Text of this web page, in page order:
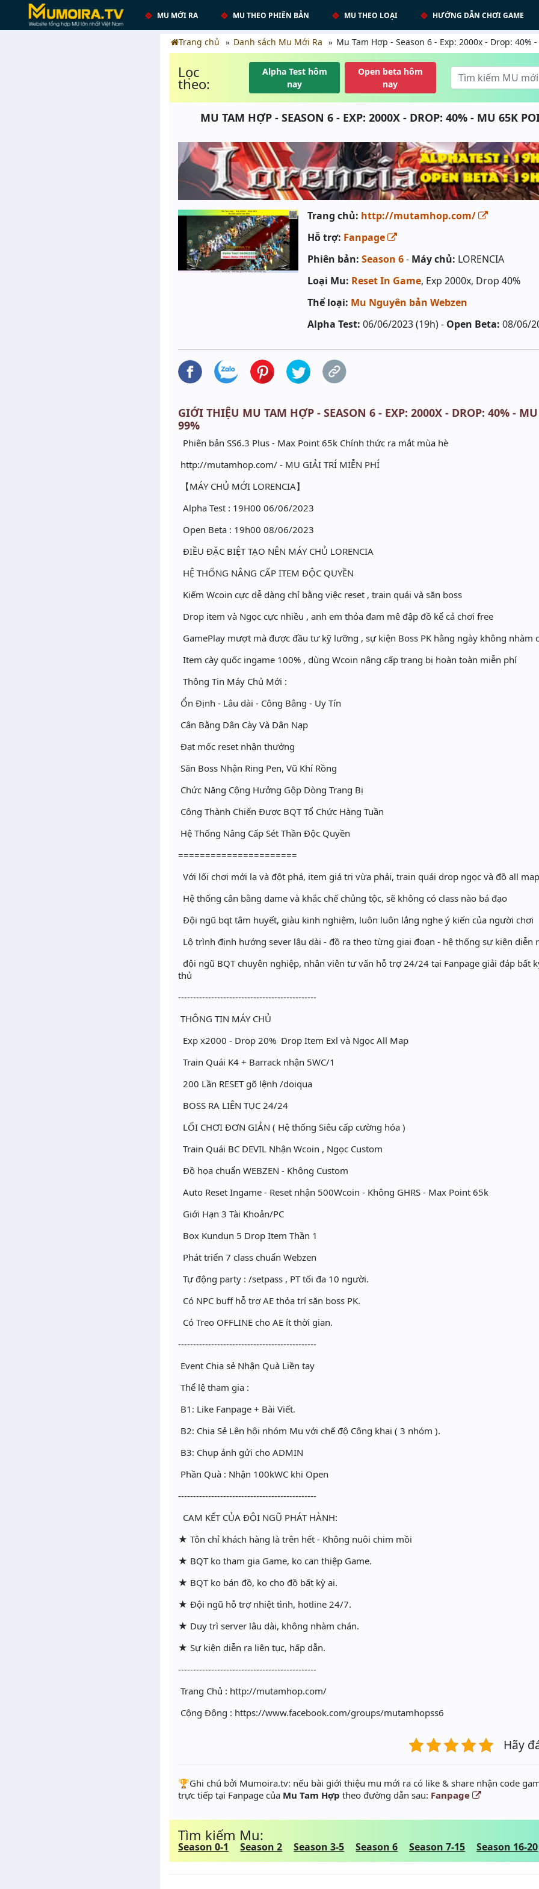
MU MỚI RA MU THEO PHIÊN BẢN MU THEO LOẠI HƯỚNG DẪN CHƠI GAME
Trang chủ Danh sách Mu Mới Ra Mu Tam Hợp - Season 6 - Exp: 2000x - Drop: 40%
Lọc
theo:
Alpha Test hôm
nay
Open beta hôm
nay
MU TAM HỢP - SEASON 6 - EXP: 2000X - DROP: 40% - MU 65K
Trang chủ: http://mutamhop.com/
Hỗ trợ: Fanpage
Phiên bản: Season 6- Máy chủ: LORENCIA
Loại Mu: Reset In Game, Exp 2000x, Drop 40%
Thể loại: Mu Nguyên bản Webzen
Alpha Test: 06/06/2023 (19h) - Open Beta: 08/06/
GIỚI THIỆU MU TAM HỢP - SEASON 6 - EXP: 2000X - DROP: 40% -
99%
Phiên bản SS6.3 Plus - Max Point 65k Chính thức ra mắt mùa hè
http://mutamhop.com/ - MU GIẢI TRÍ MIỄN PHÍ
【MÁY CHỦ MỚI LORENCIA】
Alpha Test : 19H00 06/06/2023
Open Beta : 19h00 08/06/2023
ĐIỀU ĐẶC BIỆT TẠO NÊN MÁY CHỦ LORENCIA
HỆ THỐNG NÂNG CẤP ITEM ĐỘC QUYỀN
Kiếm Wcoin cực dễ dàng chỉ bằng việc reset , train quái và săn boss
Drop item và Ngọc cực nhiều , anh em thỏa đam mê đập đồ kể cả chơi free
GamePlay mượt mà được đầu tư kỹ lưỡng , sự kiện Boss PK hằng ngày không nhàm
Item cày quốc ingame 100% , dùng Wcoin nâng cấp trang bị hoàn toàn miễn phí
Thông Tin Máy Chủ Mới :
️ Ổn Định - Lâu dài - Công Bằng - Uy Tín
️ Cân Bằng Dân Cày Và Dân Nạp
️ Đạt mốc reset nhận thưởng
️ Săn Boss Nhận Ring Pen, Vũ Khí Rồng
Chức Năng Cộng Hưởng Gộp Dòng Trang Bị
️ Công Thành Chiến Được BQT Tổ Chức Hàng Tuần
️ Hệ Thống Nâng Cấp Sét Thần Độc Quyền
======================
Với lối chơi mới lạ và đột phá, item giá trị vừa phải, train quái drop ngọc và đồ all
Hệ thống cân bằng dame và khắc chế chủng tộc, sẽ không có class nào bá đạo
Đội ngũ bqt tâm huyết, giàu kinh nghiệm, luôn luôn lắng nghe ý kiến của người chơi
Lộ trình định hướng sever lâu dài - đồ ra theo từng giai đoạn - hệ thống sự kiện diễn
đội ngũ BQT chuyên nghiệp, nhân viên tư vấn hỗ trợ 24/24 tại Fanpage giải đáp bất
thủ
----------------------------------------------
THÔNG TIN MÁY CHỦ
Exp x2000 - Drop 20% Drop Item Exl và Ngọc All Map
Train Quái K4 + Barrack nhận 5WC/1
200 Lần RESET gõ lệnh /doiqua
BOSS RA LIÊN TỤC 24/24
LỐI CHƠI ĐƠN GIẢN ( Hệ thống Siêu cấp cường hóa )
Train Quái BC DEVIL Nhận Wcoin , Ngọc Custom
Đồ họa chuẩn WEBZEN - Không Custom
Auto Reset Ingame - Reset nhận 500Wcoin - Không GHRS - Max Point 65k
Giới Hạn 3 Tài Khoản/PC
Box Kundun 5 Drop Item Thần 1
Phát triển 7 class chuẩn Webzen
Tự động party : /setpass , PT tối đa 10 người.
Có NPC buff hỗ trợ AE thỏa trí săn boss PK.
Có Treo OFFLINE cho AE ít thời gian.
----------------------------------------------
Event Chia sẻ Nhận Quà Liền tay
Thể lệ tham gia :
B1: Like Fanpage + Bài Viết.
B2: Chia Sẻ Lên hội nhóm Mu với chế độ Công khai ( 3 nhóm ).
B3: Chụp ảnh gửi cho ADMIN
Phần Quà : Nhận 100kWC khi Open
----------------------------------------------
CAM KẾT CỦA ĐỘI NGŨ PHÁT HÀNH:
★ Tôn chỉ khách hàng là trên hết - Không nuôi chim mồi
★ BQT ko tham gia Game, ko can thiệp Game.
★ BQT ko bán đồ, ko cho đồ bất kỳ ai.
★ Đội ngũ hỗ trợ nhiệt tình, hotline 24/7.
★ Duy trì server lâu dài, không nhàm chán.
★ Sự kiện diễn ra liên tục, hấp dẫn.
----------------------------------------------
Trang Chủ : http://mutamhop.com/
Cộng Động : https://www.facebook.com/groups/mutamhopss6
Hãy
️🏆Ghi chú bởi Mumoira.tv: nếu bài giới thiệu mu mới ra có like & share nhận code
trực tiếp tại Fanpage của Mu Tam Hợp theo đường dẫn sau: Fanpage
Tìm kiếm Mu:
Season 0-1 Season 2 Season 3-5 Season 6 Season 7-15 Season 16-20